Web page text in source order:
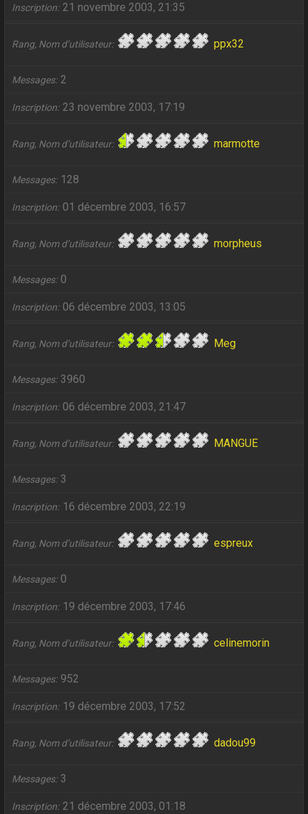
Inscription 21 novembre 2003, 21:35
Rang, Nom d’utilisateur ppx32
Messages 2
Inscription 23 novembre 2003, 17:19
Rang, Nom d’utilisateur marmotte
Messages 128
Inscription 01 décembre 2003, 16:57
Rang, Nom d’utilisateur morpheus
Messages 0
Inscription 06 décembre 2003, 13:05
Rang, Nom d’utilisateur Meg
Messages 3960
Inscription 06 décembre 2003, 21:47
Rang, Nom d’utilisateur MANGUE
Messages 3
Inscription 16 décembre 2003, 22:19
Rang, Nom d’utilisateur espreux
Messages 0
Inscription 19 décembre 2003, 17:46
Rang, Nom d’utilisateur celinemorin
Messages 952
Inscription 19 décembre 2003, 17:52
Rang, Nom d’utilisateur dadou99
Messages 3
Inscription 21 décembre 2003, 01:18